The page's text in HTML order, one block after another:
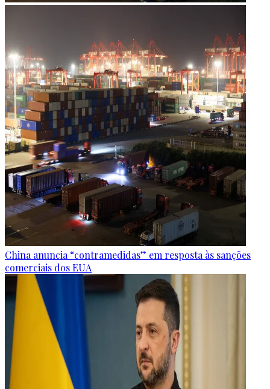
China anuncia “contramedidas” em resposta às sanções
comerciais dos EUA